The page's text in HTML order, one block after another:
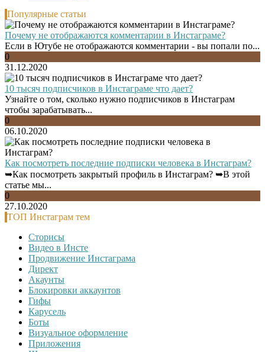
Популярные статьи
Почему не отображаются комментарии в Инстаграме?
Если в Ютубе не отображаются комментарии - вы попали по...
0
31.12.2020
10 тысяч подписчиков в Инстаграме что дает?
Узнайте о том, сколько нужно подписчиков в Инстаграм
чтобы зарабатывать...
0
06.10.2020
Как посмотреть последние подписки человека в Инстаграм?
➥Как посмотреть закрытый профиль в Инстаграм? ➥В этой
статье мы...
0
27.10.2020
ТОП Инстаграм тем
Сторисы
Видео в Инсте
Продвижение Инстаграма
Директ
Акаунты
Блокировки аккаунтов
Гифы
Карусель
Боты
Визуальное оформление
Приложения